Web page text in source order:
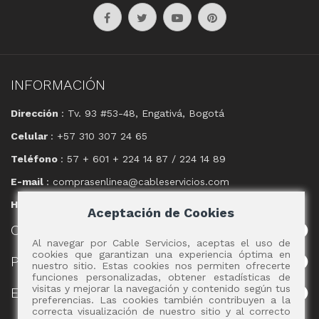
INFORMACIÓN
Dirección : Tv. 93 #53-48, Engativá, Bogotá
Celular : +57 310 307 24 65
Teléfono : 57 + 601 + 224 14 87 / 224 14 89
E-mail : comprasenlinea@cableservicios.com
Horario
CABLE
POLÍTICAS
EVENTOS
Aceptación de Cookies
Al navegar por Cable Servicios, aceptas el uso de
cookies que garantizan una experiencia óptima en
nuestro sitio. Estas cookies nos permiten ofrecerte
funciones personalizadas, obtener estadísticas de
visitas y mejorar la navegación y contenido según tus
preferencias. Las cookies también contribuyen a la
correcta visualización de nuestro sitio y al correcto